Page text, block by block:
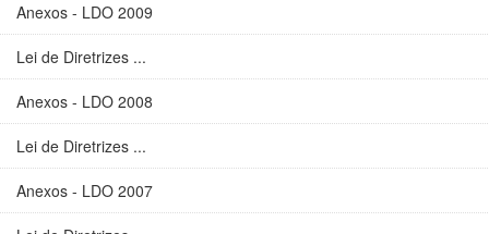
Anexos - LDO 2009
Lei de Diretrizes ...
Anexos - LDO 2008
Lei de Diretrizes ...
Anexos - LDO 2007